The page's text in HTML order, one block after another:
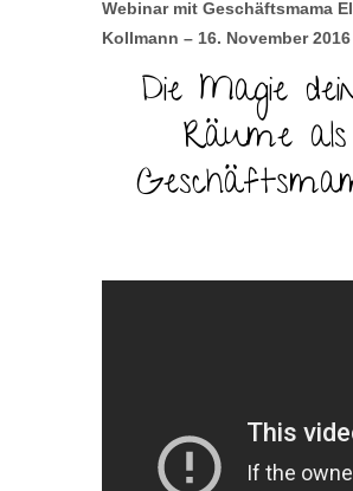
Webinar mit Geschäftsmama
Kollmann – 16. November 2016
Die Magie
Räume als